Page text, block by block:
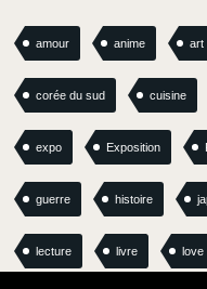
amour anime art
corée du sud cuisine
expo Exposition
guerre histoire
lecture livre love